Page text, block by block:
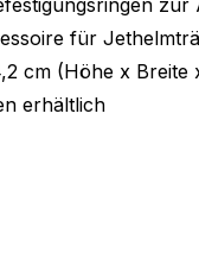
für
cm (Höhe x Breite
erhältlich